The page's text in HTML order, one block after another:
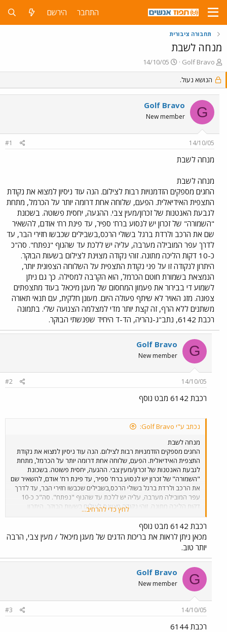
התחבר הירשם
תחבורה ציבורית
מנחה לשבת
פ
ו
ת
ח
נ
ו
א
Golf Bravo
פ
ו
ס
ב
ת
ר
14/10/05
הנושא נעול.
G
Golf Bravo
New member
14/10/05
#1
מנחה לשבת
מנחה לשבת
החגים מספקים הזדמנויות רבות לצילום. הנה עוד ניסיון למצוא את נקודת
התצפית האידיאלית. הפעם, שלוחה אחת דרומה יותר על הכרמל, מתחת
לגבעת האנטנות של זכרון/מעין צבי. ההגעה, יחסית פשוטה. בשכונת
"השמורה" של זכרון יש לנסוע ברח' ספיר, עד פינת רח' אודם, להשאיר
שם את הרכב ולרדת ברגל בשולי הרכס,בשבילים שכבשו חזירי הבר, עד
לדרך עפר המובילה מערבה, עליה יש ללכת עד שהנוף "נפתח". סה"כ
כ-10 דקות הליכה מתונה. זוהי נקודה מצוינת לצילום בשעות הבוקר.
היתרון לנקודה זו על פני נקודת התצפית על השלוחה הצפונית יותר,
הנמצאת בשמורת חוטם הכרמל, הוא הקרבה למסילה. כך גם ניתן
לשמוע די בבירור את פעמון המחסום של מעגן מיכאל בעוד מתצפתים
צפונה. מזג האויר לא שיתף פעולה היום. מעונן חלקית, עם תנאי תאורה
משתנים ללא הרף, זה קצת יותר מדי למצלמה הצנועה שלי. בתמונה
רכבת 6142, נתב"ג-נהריה, הד-ד היחיד שפגשתי הבוקר.
G
Golf Bravo
New member
14/10/05
#2
רכבת 6142 מבט נוסף
נכתב ע"י Golf Bravo:
מנחה לשבת
החגים מספקים הזדמנויות רבות לצילום. הנה עוד ניסיון למצוא את נקודת
התצפית האידיאלית. הפעם, שלוחה אחת דרומה יותר על הכרמל, מתחת
לגבעת האנטנות של זכרון/מעין צבי. ההגעה, יחסית פשוטה. בשכונת
"השמורה" של זכרון יש לנסוע ברח' ספיר, עד פינת רח' אודם, להשאיר שם
את הרכב ולרדת ברגל בשולי הרכס,בשבילים שכבשו חזירי הבר, עד לדרך
עפר המובילה מערבה, עליה יש ללכת עד שהנוף "נפתח". סה"כ כ-10
דקות הליכה מתונה. זוהי נקודה מצוינת לצילום בשעות הבוקר. היתרון
לנקודה זו על פני נקודת התצפית על השלוחה הצפונית יותר, הנמצאת
בשמורת חוטם הכרמל, הוא הקרבה למסילה. כך גם ניתן לשמוע די בבירור
את פעמון המחסום של מעגן מיכאל בעוד מתצפתים צפונה. מזג האויר לא
שיתף פעולה היום. מעונן חלקית, עם תנאי תאורה משתנים ללא הרף, זה
הד-ד היחיד שפגשתי הבוקר.
לחץ כדי להרחיב...
רכבת 6142 מבט נוסף
מכאן ניתן לראות את בריכות הדגים של מעגן מיכאל / מעין צבי, הרבה
יותר טוב.
G
Golf Bravo
New member
14/10/05
#3
רכבת 6144